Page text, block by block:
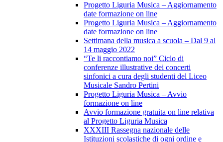
Progetto Liguria Musica – Aggiornamento
date formazione on line
Progetto Liguria Musica – Aggiornamento
date formazione on line
Settimana della musica a scuola – Dal 9 al
14 maggio 2022
“Te li raccontiamo noi” Ciclo di
conferenze illustrative dei concerti
sinfonici a cura degli studenti del Liceo
Musicale Sandro Pertini
Progetto Liguria Musica – Avvio
formazione on line
Avvio formazione gratuita on line relativa
al Progetto Liguria Musica
XXXIII Rassegna nazionale delle
Istituzioni scolastiche di ogni ordine e